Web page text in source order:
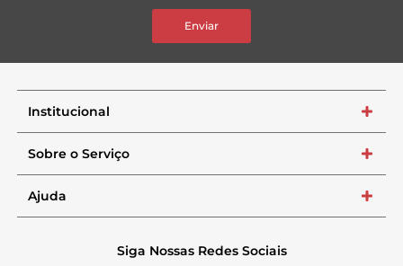
Enviar
Institucional +
Sobre o Serviço +
Ajuda +
Siga Nossas Redes Sociais